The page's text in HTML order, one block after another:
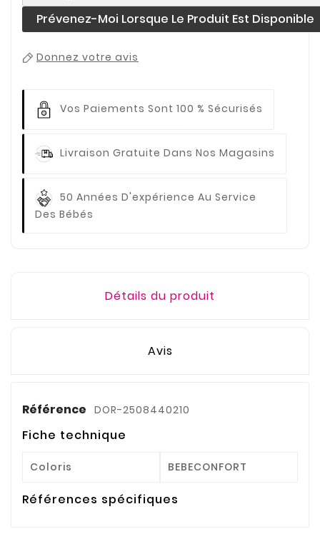
Prévenez-Moi Lorsque Le Produit Est Disponible
Donnez votre avis
Vos Paiements Sont 100 % Sécurisés
Livraison Gratuite Dans Nos Magasins
50 Années D'expérience Au Service
Des Bébés
Détails du produit
Avis
Référence DOR-2508440210
Fiche technique
Coloris BEBECONFORT
Références spécifiques